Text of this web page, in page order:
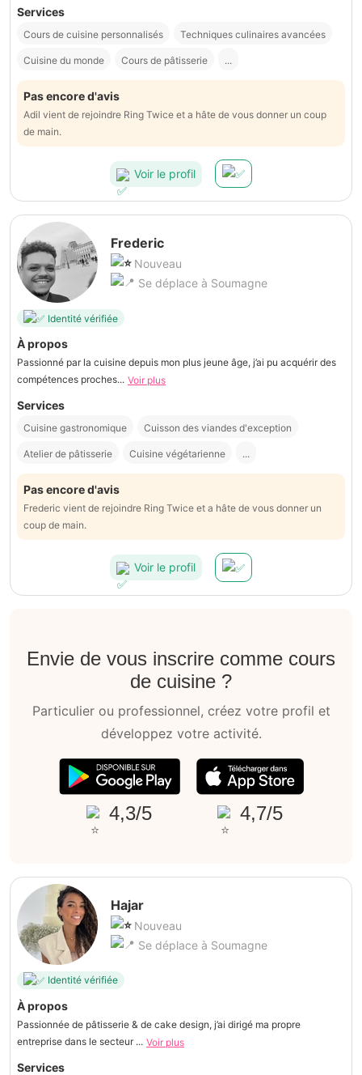
Services
Cours de cuisine personnalisés Techniques culinaires avancées
Cuisine du monde Cours de pâtisserie ...
Pas encore d'avis
Adil vient de rejoindre Ring Twice et a hâte de vous donner un coup
de main.
Voir le profil
Frederic
Nouveau
Se déplace à Soumagne
Identité vérifiée
À propos
Passionné par la cuisine depuis mon plus jeune âge, j’ai pu acquérir des
compétences proches... Voir plus
Services
Cuisine gastronomique Cuisson des viandes d'exception
Atelier de pâtisserie Cuisine végétarienne ...
Pas encore d'avis
Frederic vient de rejoindre Ring Twice et a hâte de vous donner un
coup de main.
Voir le profil
Envie de vous inscrire comme cours
de cuisine ?
Particulier ou professionnel, créez votre profil et
développez votre activité.
4,3/5 4,7/5
Hajar
Nouveau
Se déplace à Soumagne
Identité vérifiée
À propos
Passionnée de pâtisserie & de cake design, j’ai dirigé ma propre
entreprise dans le secteur ... Voir plus
Services